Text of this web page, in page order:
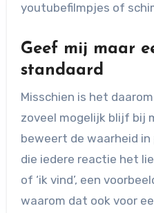
youtubefilmpjes of
Geef mij maar
standaard
Misschien is het
zoveel mogelijk blijf bij
beweert de waarheid
die iedere reactie het
of ‘ik vind’, een
waarom dat ook voor